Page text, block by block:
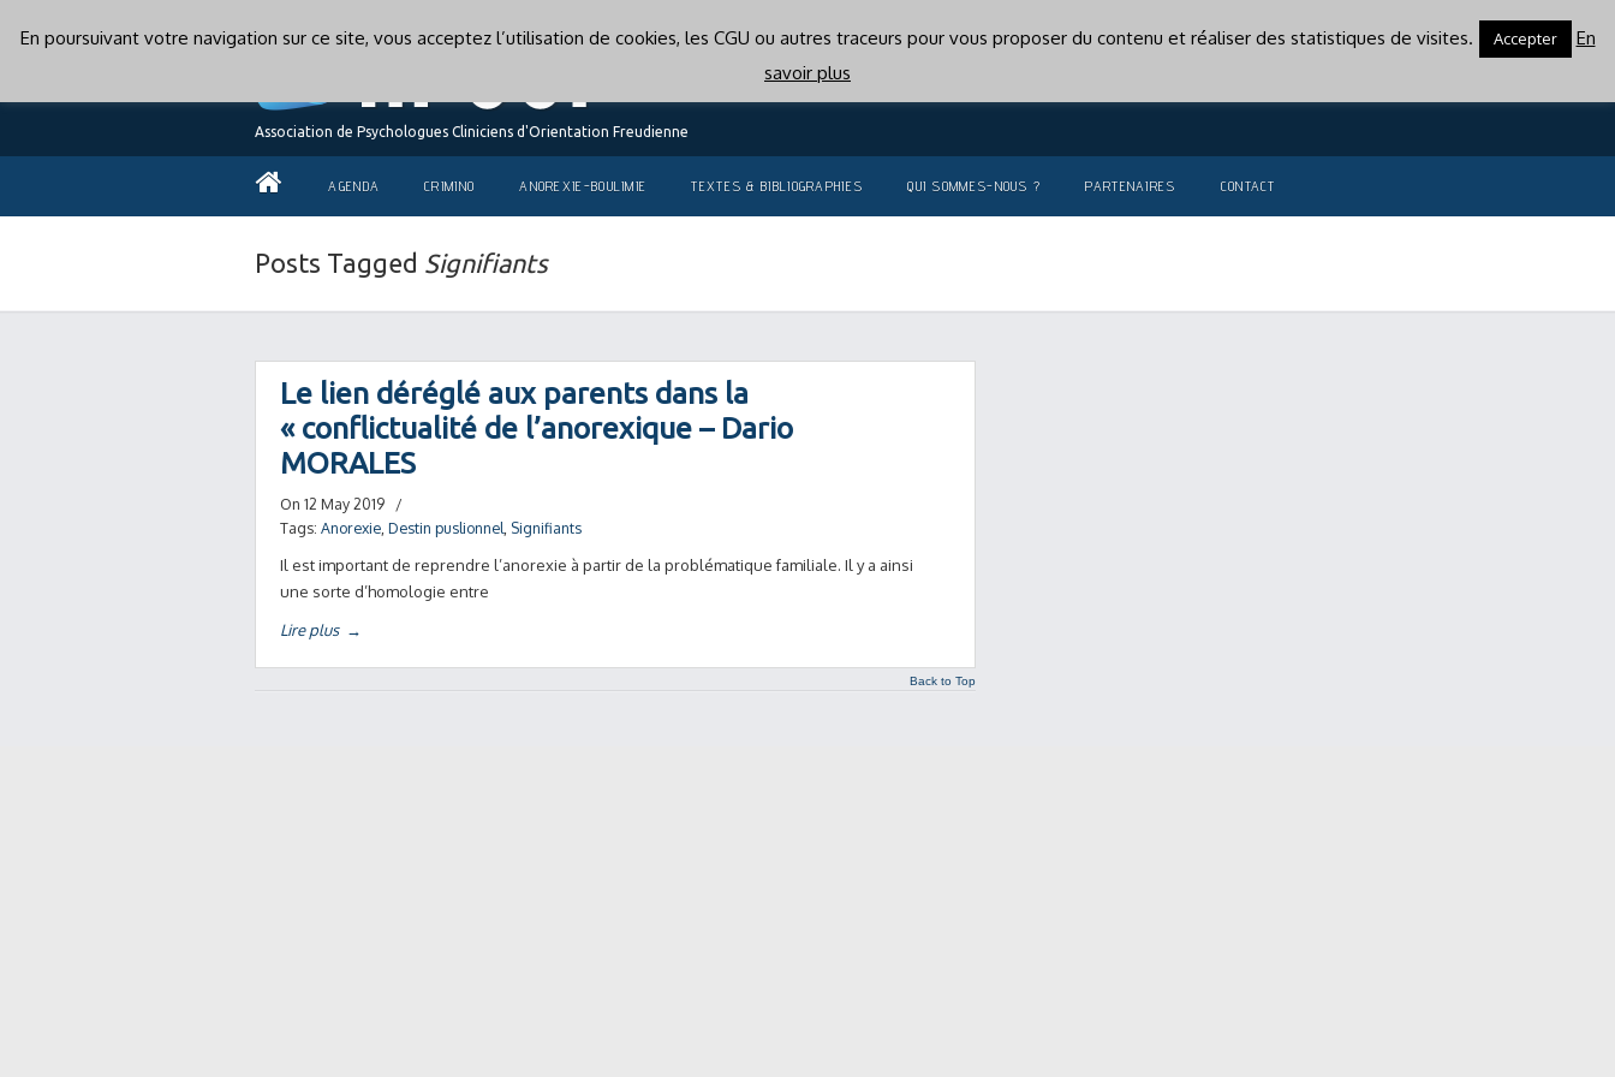
Association de Psychologues Cliniciens d'Orientation Freudienne
AGENDA CRIMINO ANOREXIE-BOULIMIE TEXTES & BIBLIOGRAPHIES QUI SOMMES-NOUS ? PARTENAIRES CONTACT
Posts Tagged Signifiants
Le lien déréglé aux parents dans la
« conflictualité de l’anorexique – Dario
MORALES
On 12 May 2019
/
Tags: Anorexie Destin puslionnel Signifiants
Il est important de reprendre l’anorexie à partir de la problématique familiale. Il y a ainsi
une sorte d’homologie entre
Lire plus →
Back to Top
En poursuivant votre navigation sur ce site, vous acceptez l’utilisation de cookies, les CGU ou autres traceurs pour vous proposer du contenu et réaliser des statistiques de visites. Accepter
En
savoir plus